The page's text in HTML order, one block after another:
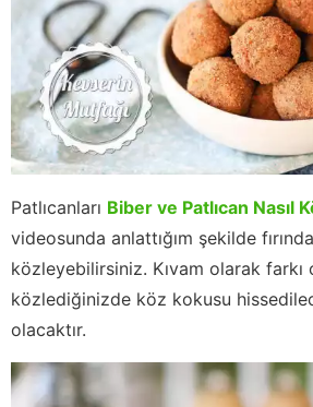
Patlıcanları Biber ve Patlıcan Nasıl
videosunda anlattığım şekilde
közleyebilirsiniz. Kıvam olarak
közlediğinizde köz kokusu
olacaktır.